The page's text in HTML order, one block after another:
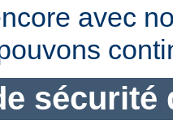
avec
sécurité